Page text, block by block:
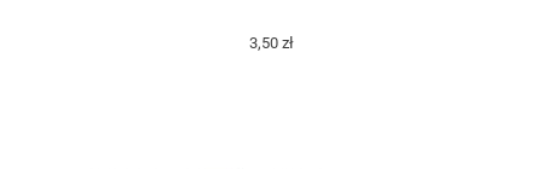
3,50 zł